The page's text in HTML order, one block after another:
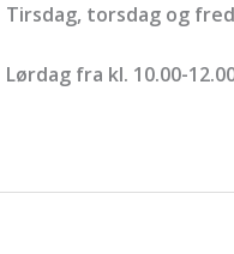
Tirsdag, torsdag og
Lørdag fra kl. 10.00-